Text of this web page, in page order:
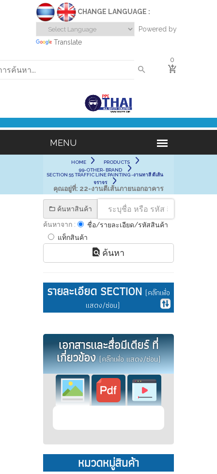
CHANGE LANGUAGE :
Powered by
Translate
0
HOME
PRODUCTS
99-OTHER- BRAND
SECTION 55 TRAFFIC LINE PAINTING -งานทาสี ตีเส้น
จราจร
คุณอยู่ที่: 22-งานตีเส้นภายนอกอาคาร
ค้นหาสินค้า
ค้นหาจาก :
ชื่อ/รายละเอียด/รหัสสินค้า
แท็กสินค้า
ค้นหา
รายละเอียด SECTION (คลิ๊กเพื่อ
แสดง/ซ่อน)
เอกสารและสื่อมีเดียร์ ที่
เกี่ยวข้อง(คลิ๊กเพื่อ แสดง/ซ่อน)
หมวดหมู่สินค้า